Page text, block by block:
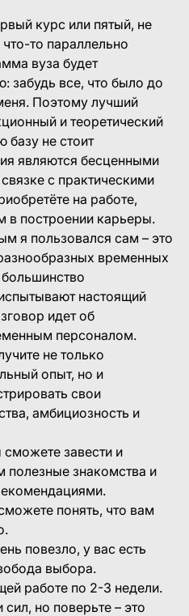
курс или пятый, не
то параллельно
вуза будет
забудь все, что было до
Поэтому лучший
и теоретический
базу не стоит
являются бесценными
с практическими
на работе,
в построении карьеры.
я пользовался сам – это
временных
настоящий
идет об
персоналом.
не только
опыт, но и
свои
амбициозность и
завести и
знакомства и
понять, что вам
повезло, у вас есть
выбора.
работе по 2-3 недели.
но поверьте – это